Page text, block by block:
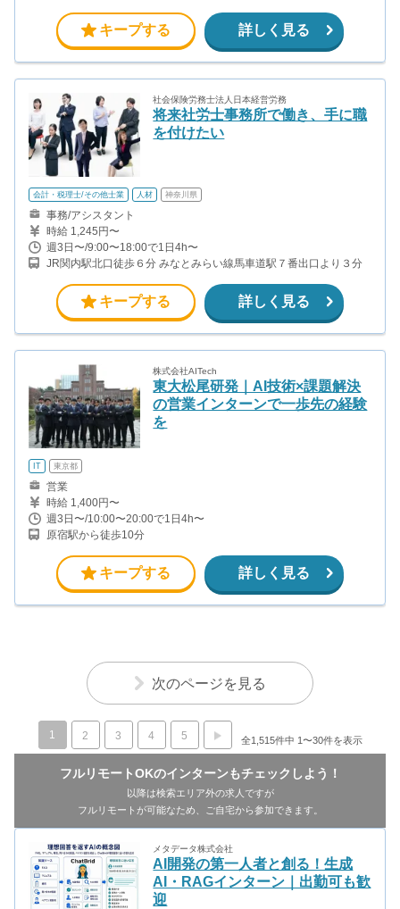
駅3分の好立地！キレイで新しい21階建て高層ビルです。
キープする 詳しく見る
社会保険労務士法人日本経営労務
将来社労士事務所で働き、手に職
を付けたい
会計・税理士/その他士業 人材 神奈川県
事務/アシスタント
時給 1,245円〜
週3日〜/9:00〜18:00で1日4h〜
JR関内駅北口徒歩６分 みなとみらい線馬車道駅７番出口より３分
キープする 詳しく見る
株式会社AITech
東大松尾研発｜AI技術×課題解決
の営業インターンで一歩先の経験
を
IT 東京都
営業
時給 1,400円〜
週3日〜/10:00〜20:00で1日4h〜
原宿駅から徒歩10分
キープする 詳しく見る
次のページを見る
1 2 3 4 5 全1,515件中 1〜30件を表示
フルリモートOKのインターンもチェックしよう！
以降は検索エリア外の求人ですが
フルリモートが可能なため、ご自宅から参加できます。
メタデータ株式会社
AI開発の第一人者と創る！生成
AI・RAGインターン｜出勤可も歓
迎